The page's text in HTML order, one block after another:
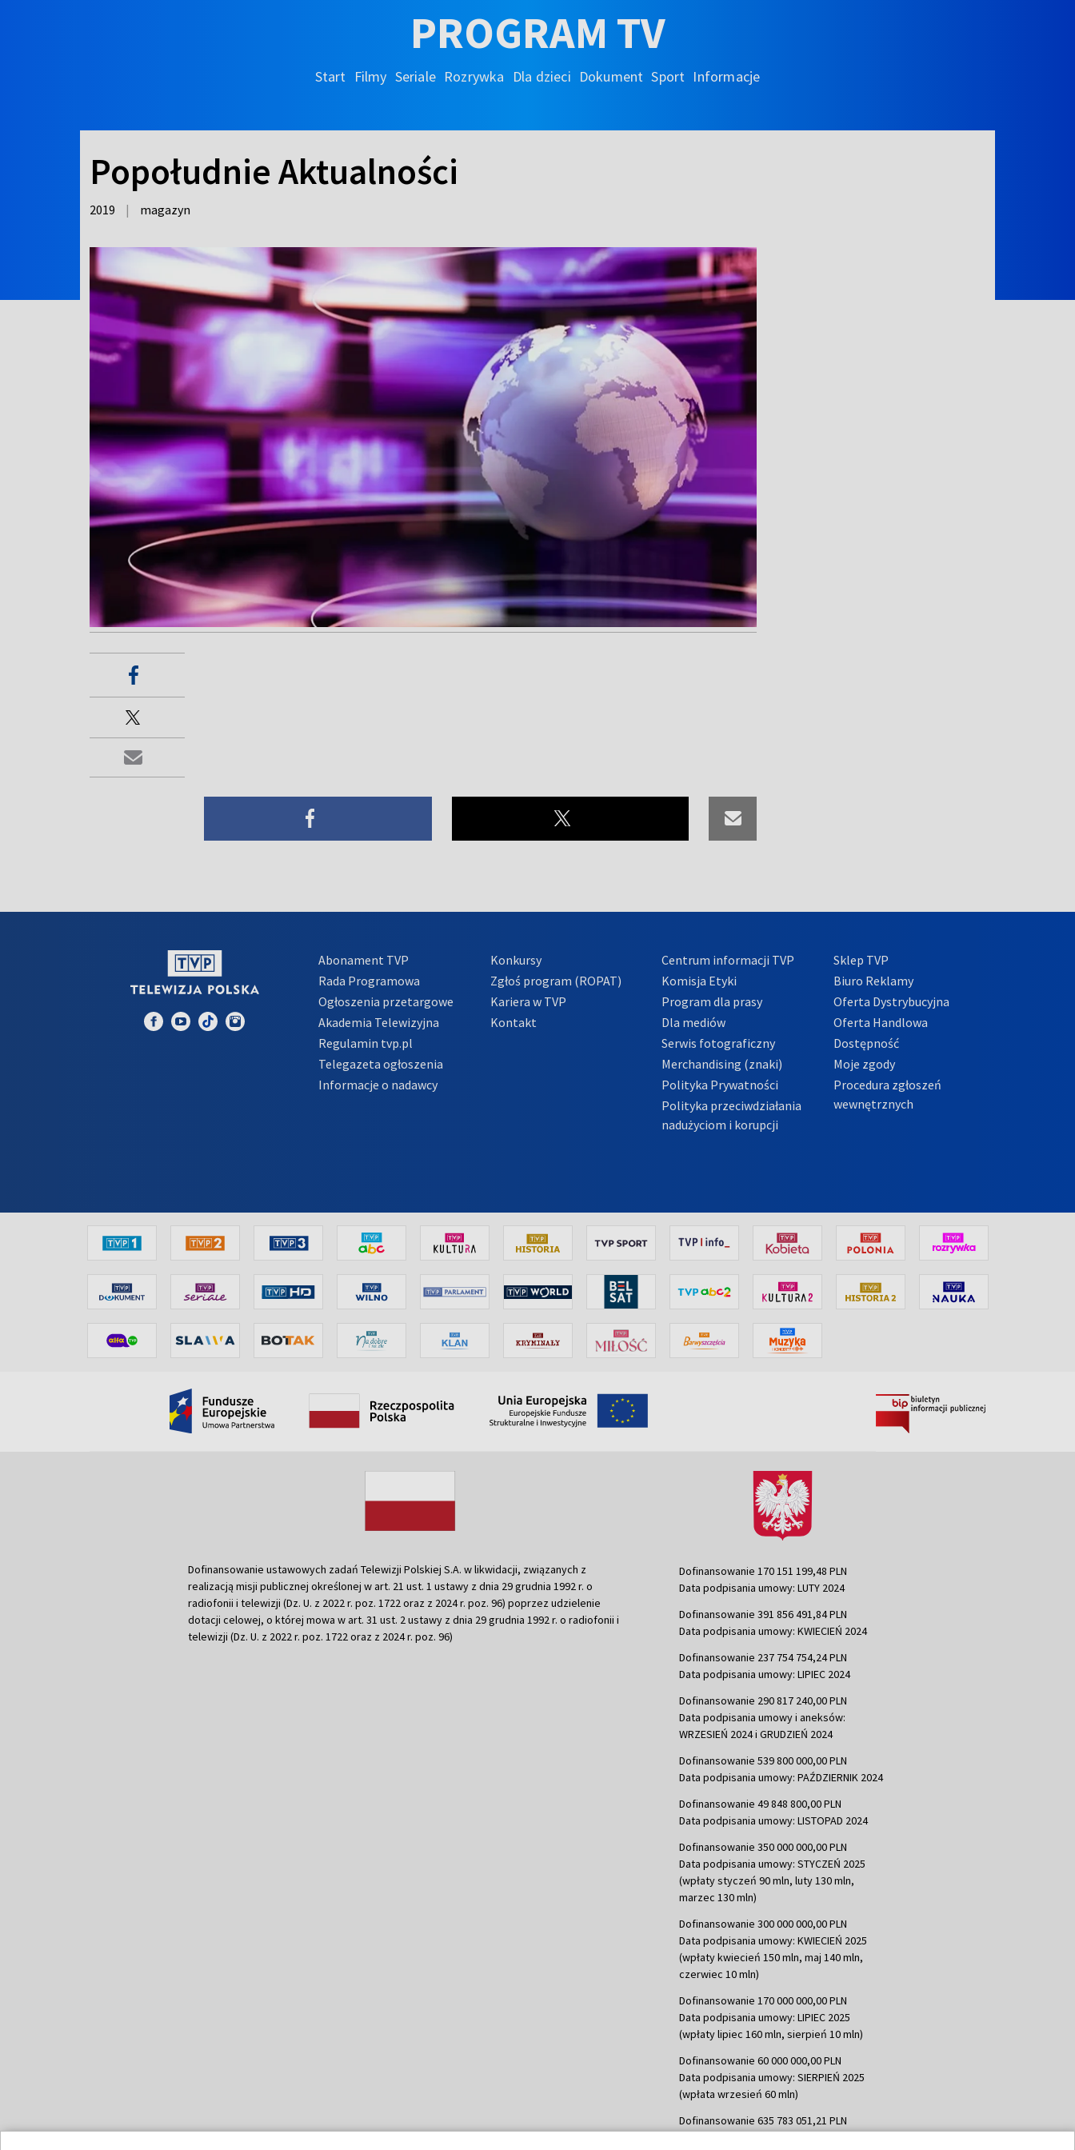
PROGRAM TV
Start Filmy Seriale Rozrywka Dla dzieci Dokument Sport Informacje
Popołudnie Aktualności
2019 | magazyn
Abonament TVP
Rada Programowa
Ogłoszenia przetargowe
Akademia Telewizyjna
Regulamin tvp.pl
Telegazeta ogłoszenia
Informacje o nadawcy
Konkursy
Zgłoś program (ROPAT)
Kariera w TVP
Kontakt
Centrum informacji TVP
Komisja Etyki
Program dla prasy
Dla mediów
Serwis fotograficzny
Merchandising (znaki)
Polityka Prywatności
Polityka przeciwdziałania
nadużyciom i korupcji
Sklep TVP
Biuro Reklamy
Oferta Dystrybucyjna
Oferta Handlowa
Dostępność
Moje zgody
Procedura zgłoszeń
wewnętrznych
Dofinansowanie ustawowych zadań Telewizji Polskiej S.A. w likwidacji, związanych z
realizacją misji publicznej określonej w art. 21 ust. 1 ustawy z dnia 29 grudnia 1992 r. o
radiofonii i telewizji (Dz. U. z 2022 r. poz. 1722 oraz z 2024 r. poz. 96) poprzez udzielenie
dotacji celowej, o której mowa w art. 31 ust. 2 ustawy z dnia 29 grudnia 1992 r. o radiofonii i
telewizji (Dz. U. z 2022 r. poz. 1722 oraz z 2024 r. poz. 96)
Dofinansowanie 170 151 199,48 PLN
Data podpisania umowy: LUTY 2024
Dofinansowanie 391 856 491,84 PLN
Data podpisania umowy: KWIECIEŃ 2024
Dofinansowanie 237 754 754,24 PLN
Data podpisania umowy: LIPIEC 2024
Dofinansowanie 290 817 240,00 PLN
Data podpisania umowy i aneksów:
WRZESIEŃ 2024 i GRUDZIEŃ 2024
Dofinansowanie 539 800 000,00 PLN
Data podpisania umowy: PAŹDZIERNIK 2024
Dofinansowanie 49 848 800,00 PLN
Data podpisania umowy: LISTOPAD 2024
Dofinansowanie 350 000 000,00 PLN
Data podpisania umowy: STYCZEŃ 2025
(wpłaty styczeń 90 mln, luty 130 mln,
marzec 130 mln)
Dofinansowanie 300 000 000,00 PLN
Data podpisania umowy: KWIECIEŃ 2025
(wpłaty kwiecień 150 mln, maj 140 mln,
czerwiec 10 mln)
Dofinansowanie 170 000 000,00 PLN
Data podpisania umowy: LIPIEC 2025
(wpłaty lipiec 160 mln, sierpień 10 mln)
Dofinansowanie 60 000 000,00 PLN
Data podpisania umowy: SIERPIEŃ 2025
(wpłata wrzesień 60 mln)
Dofinansowanie 635 783 051,21 PLN